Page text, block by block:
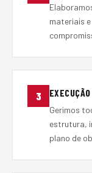
materiais
3
Gerimos
estrutura,
plano de